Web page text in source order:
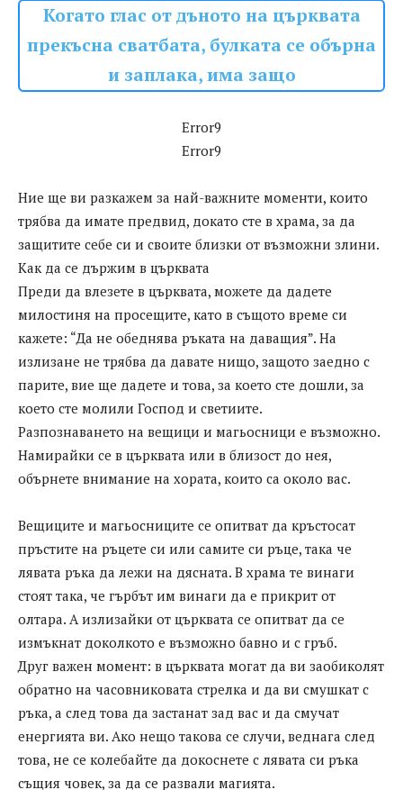
Когато глас от дъното на църквата
прекъсна сватбата, булката се обърна
и заплака, има защо
Error9
Error9
Ние ще ви разкажем за най-важните моменти, които
трябва да имате предвид, докато сте в храма, за да
защитите себе си и своите близки от възможни злини.
Как да се държим в църквата
Преди да влезете в църквата, можете да дадете
милостиня на просещите, като в същото време си
кажете: “Да не обеднява ръката на даващия”. На
излизане не трябва да давате нищо, защото заедно с
парите, вие ще дадете и това, за което сте дошли, за
което сте молили Господ и светиите.
Разпознаването на вещици и магьосници е възможно.
Намирайки се в църквата или в близост до нея,
обърнете внимание на хората, които са около вас.
Вещиците и магьосниците се опитват да кръстосат
пръстите на ръцете си или самите си ръце, така че
лявата ръка да лежи на дясната. В храма те винаги
стоят така, че гърбът им винаги да е прикрит от
олтара. А излизайки от църквата се опитват да се
измъкнат доколкото е възможно бавно и с гръб.
Друг важен момент: в църквата могат да ви заобиколят
обратно на часовниковата стрелка и да ви смушкат с
ръка, а след това да застанат зад вас и да смучат
енергията ви. Ако нещо такова се случи, веднага след
това, не се колебайте да докоснете с лявата си ръка
същия човек, за да се развали магията.